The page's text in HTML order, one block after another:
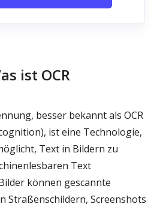
ist OCR
besser bekannt als OCR
ist eine Technologie,
Text in Bildern zu
Text
können gescannte
Straßenschildern, Screenshots